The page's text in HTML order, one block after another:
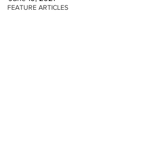
FEATURE ARTICLES